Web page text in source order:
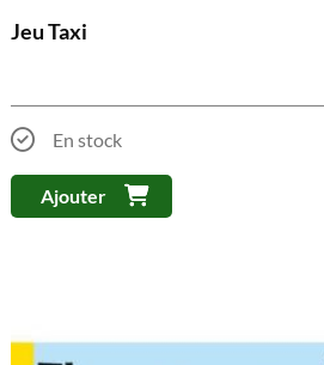
Jeu Taxi
En stock
Ajouter